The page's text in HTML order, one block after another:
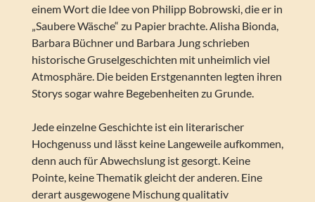
einem Wort die Idee von Philipp Bobrowski, die er in
„Saubere Wäsche“ zu Papier brachte. Alisha Bionda,
Barbara Büchner und Barbara Jung schrieben
historische Gruselgeschichten mit unheimlich viel
Atmosphäre. Die beiden Erstgenannten legten ihren
Storys sogar wahre Begebenheiten zu Grunde.
Jede einzelne Geschichte ist ein literarischer
Hochgenuss und lässt keine Langeweile aufkommen,
denn auch für Abwechslung ist gesorgt. Keine
Pointe, keine Thematik gleicht der anderen. Eine
derart ausgewogene Mischung qualitativ